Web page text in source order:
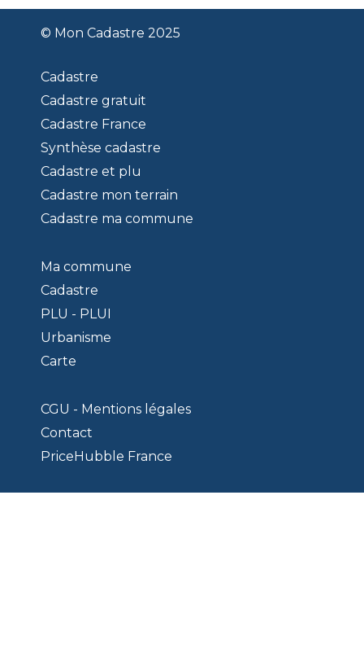
© Mon Cadastre 2025
Cadastre
Cadastre gratuit
Cadastre France
Synthèse cadastre
Cadastre et plu
Cadastre mon terrain
Cadastre ma commune
Ma commune
Cadastre
PLU - PLUI
Urbanisme
Carte
CGU - Mentions légales
Contact
PriceHubble France